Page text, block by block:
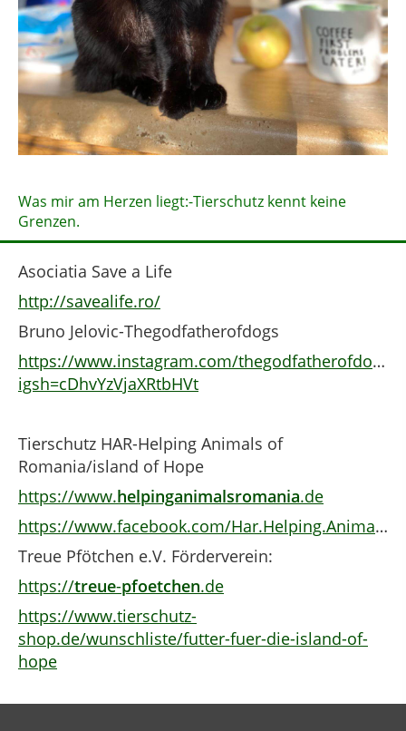
Was mir am Herzen liegt:-Tierschutz kennt keine
Grenzen.
Asociatia Save a Life
http://savealife.ro/
Bruno Jelovic-Thegodfatherofdogs
https://www.instagram.com/thegodfatherofdogs?
igsh=cDhvYzVjaXRtbHVt
Tierschutz HAR-Helping Animals of
Romania/island of Hope
https://www.helpinganimalsromania.de
https://www.facebook.com/Har.Helping.Animals.of.Romania.har/
Treue Pfötchen e.V. Förderverein:
https://treue-pfoetchen.de
https://www.tierschutz-
shop.de/wunschliste/futter-fuer-die-island-of-
hope